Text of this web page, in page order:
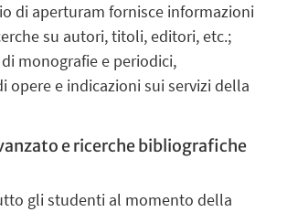
di aperturam fornisce informazioni
su autori, titoli, editori, etc.;
monografie e periodici,
opere e indicazioni sui servizi della
e ricerche bibliografiche
gli studenti al momento della